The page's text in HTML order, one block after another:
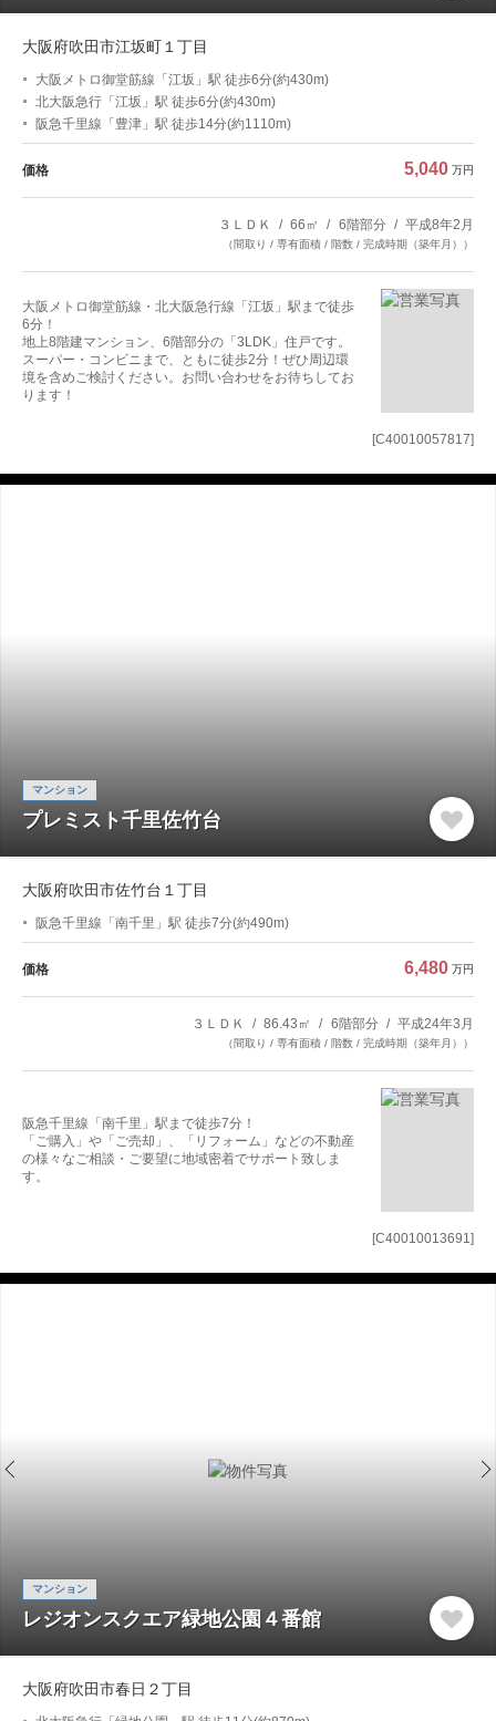
[C40010057817]
大阪府吹田市江坂町１丁目
大阪メトロ御堂筋線「江坂」駅 徒歩6分(約430m)
北大阪急行「江坂」駅 徒歩6分(約430m)
阪急千里線「豊津」駅 徒歩14分(約1110m)
価格 5,040 万円
３ＬＤＫ 66㎡ 6階部分 平成8年2月
（間取り / 専有面積 / 階数 / 完成時期（築年月））
大阪メトロ御堂筋線・北大阪急行線「江坂」駅まで徒歩
6分！
地上8階建マンション、6階部分の「3LDK」住戸です。
スーパー・コンビニまで、ともに徒歩2分！ぜひ周辺環
境を含めご検討ください。お問い合わせをお待ちしてお
ります！
[C40010013691]
マンション
プレミスト千里佐竹台
大阪府吹田市佐竹台１丁目
阪急千里線「南千里」駅 徒歩7分(約490m)
価格 6,480 万円
３ＬＤＫ 86.43㎡ 6階部分 平成24年3月
（間取り / 専有面積 / 階数 / 完成時期（築年月））
阪急千里線「南千里」駅まで徒歩7分！
「ご購入」や「ご売却」、「リフォーム」などの不動産
の様々なご相談・ご要望に地域密着でサポート致しま
す。
マンション
レジオンスクエア緑地公園４番館
大阪府吹田市春日２丁目